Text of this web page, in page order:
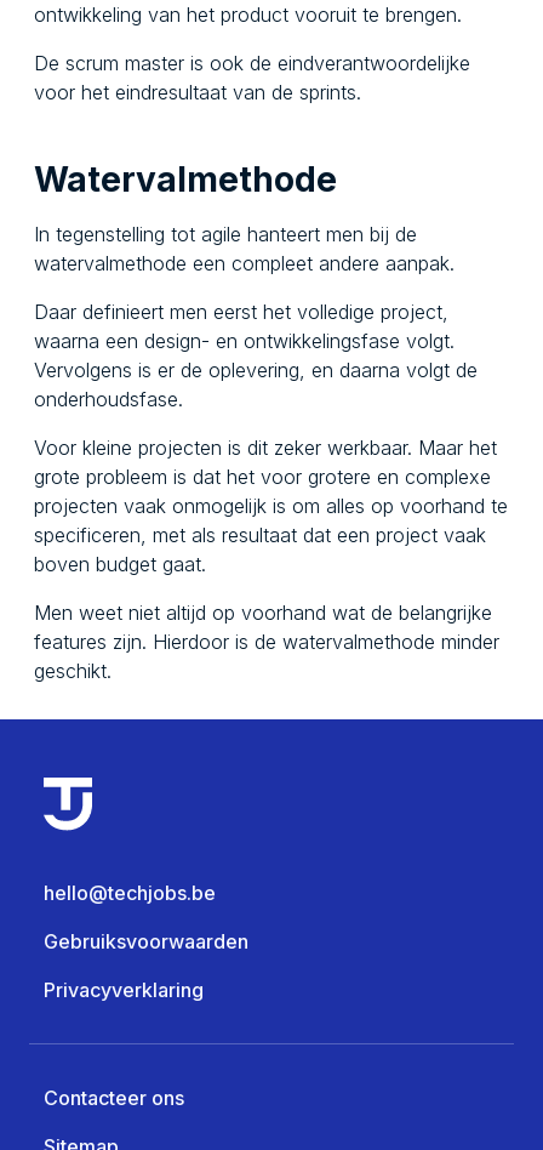
ontwikkeling van het product vooruit te brengen.
De scrum master is ook de eindverantwoordelijke
voor het eindresultaat van de sprints.
Watervalmethode
In tegenstelling tot agile hanteert men bij de
watervalmethode een compleet andere aanpak.
Daar definieert men eerst het volledige project,
waarna een design- en ontwikkelingsfase volgt.
Vervolgens is er de oplevering, en daarna volgt de
onderhoudsfase.
Voor kleine projecten is dit zeker werkbaar. Maar het
grote probleem is dat het voor grotere en complexe
projecten vaak onmogelijk is om alles op voorhand te
specificeren, met als resultaat dat een project vaak
boven budget gaat.
Men weet niet altijd op voorhand wat de belangrijke
features zijn. Hierdoor is de watervalmethode minder
geschikt.
hello@techjobs.be
Gebruiksvoorwaarden
Privacyverklaring
Contacteer ons